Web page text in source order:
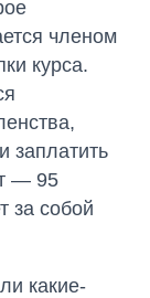
членом
курса.
заплатить
— 95
за собой
какие-